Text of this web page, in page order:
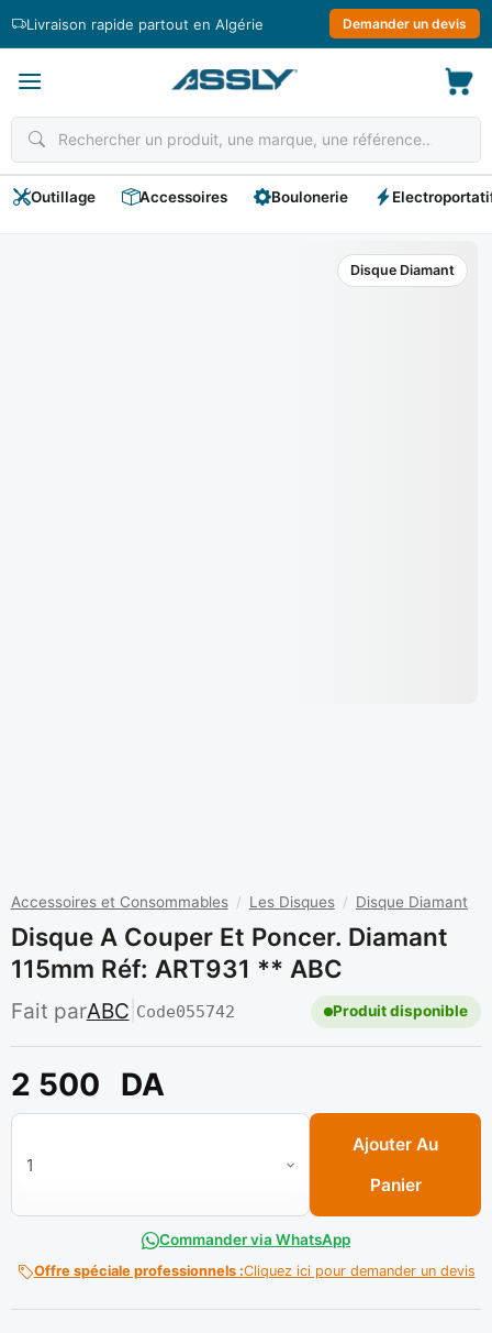
Livraison rapide partout en Algérie Demander un devis
Outillage Accessoires Boulonerie
Disque Diamant
Accessoires et Consommables / Les Disques / Disque Diamant
Disque A Couper Et Poncer. Diamant
115mm Réf: ART931 ** ABC
Fait parABC Code055742 Produit disponible
2 500 DA
quantité de Disque a couper et Poncer. diamant 115mm Réf:
Ajouter Au
Panier
Commander via WhatsApp
Offre spéciale professionnels :Cliquez ici pour demander un devis